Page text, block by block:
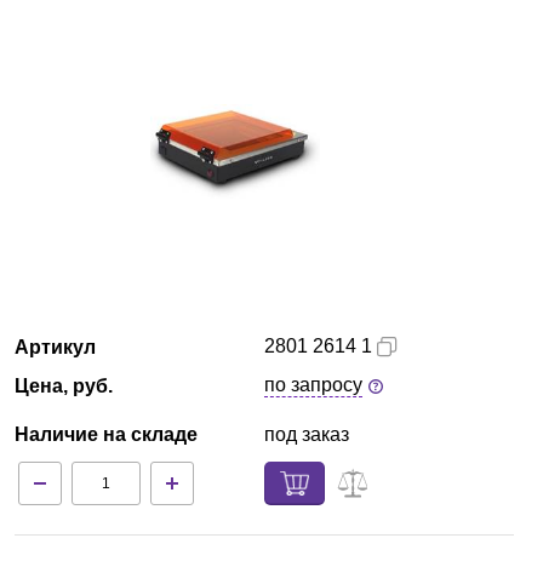
Партнеры
Технический сервис
Артикул
Цена, руб.
Наличие на складе
2801 2614 1
по запросу
под заказ